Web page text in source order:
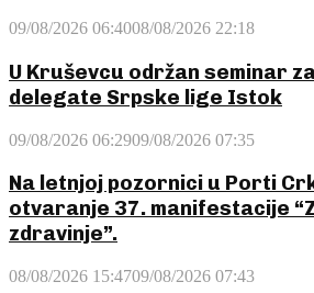
09/08/2026 06:4008/08/2026 22:18
U Kruševcu održan seminar
delegate Srpske lige Istok
09/08/2026 06:2909/08/2026 07:35
Na letnjoj pozornici u Porti
otvaranje 37. manifestacije
zdravinje”.
08/08/2026 15:4709/08/2026 07:43